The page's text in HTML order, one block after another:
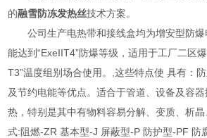
的融雪防冻发热丝技术方案。
公司生产电热带和接线盒均为增安型防
能达到“ExeIIT4”防爆等级，适用于工厂二区
T3”温度组别场合使用。,这些特点使 具有：
及节约电能等优点。适合于管道、设备及容
热，特别是其中有物料容易分解、变质、析
式:阻燃-ZR 基本型-J 屏蔽型-P 防护型-PF 防